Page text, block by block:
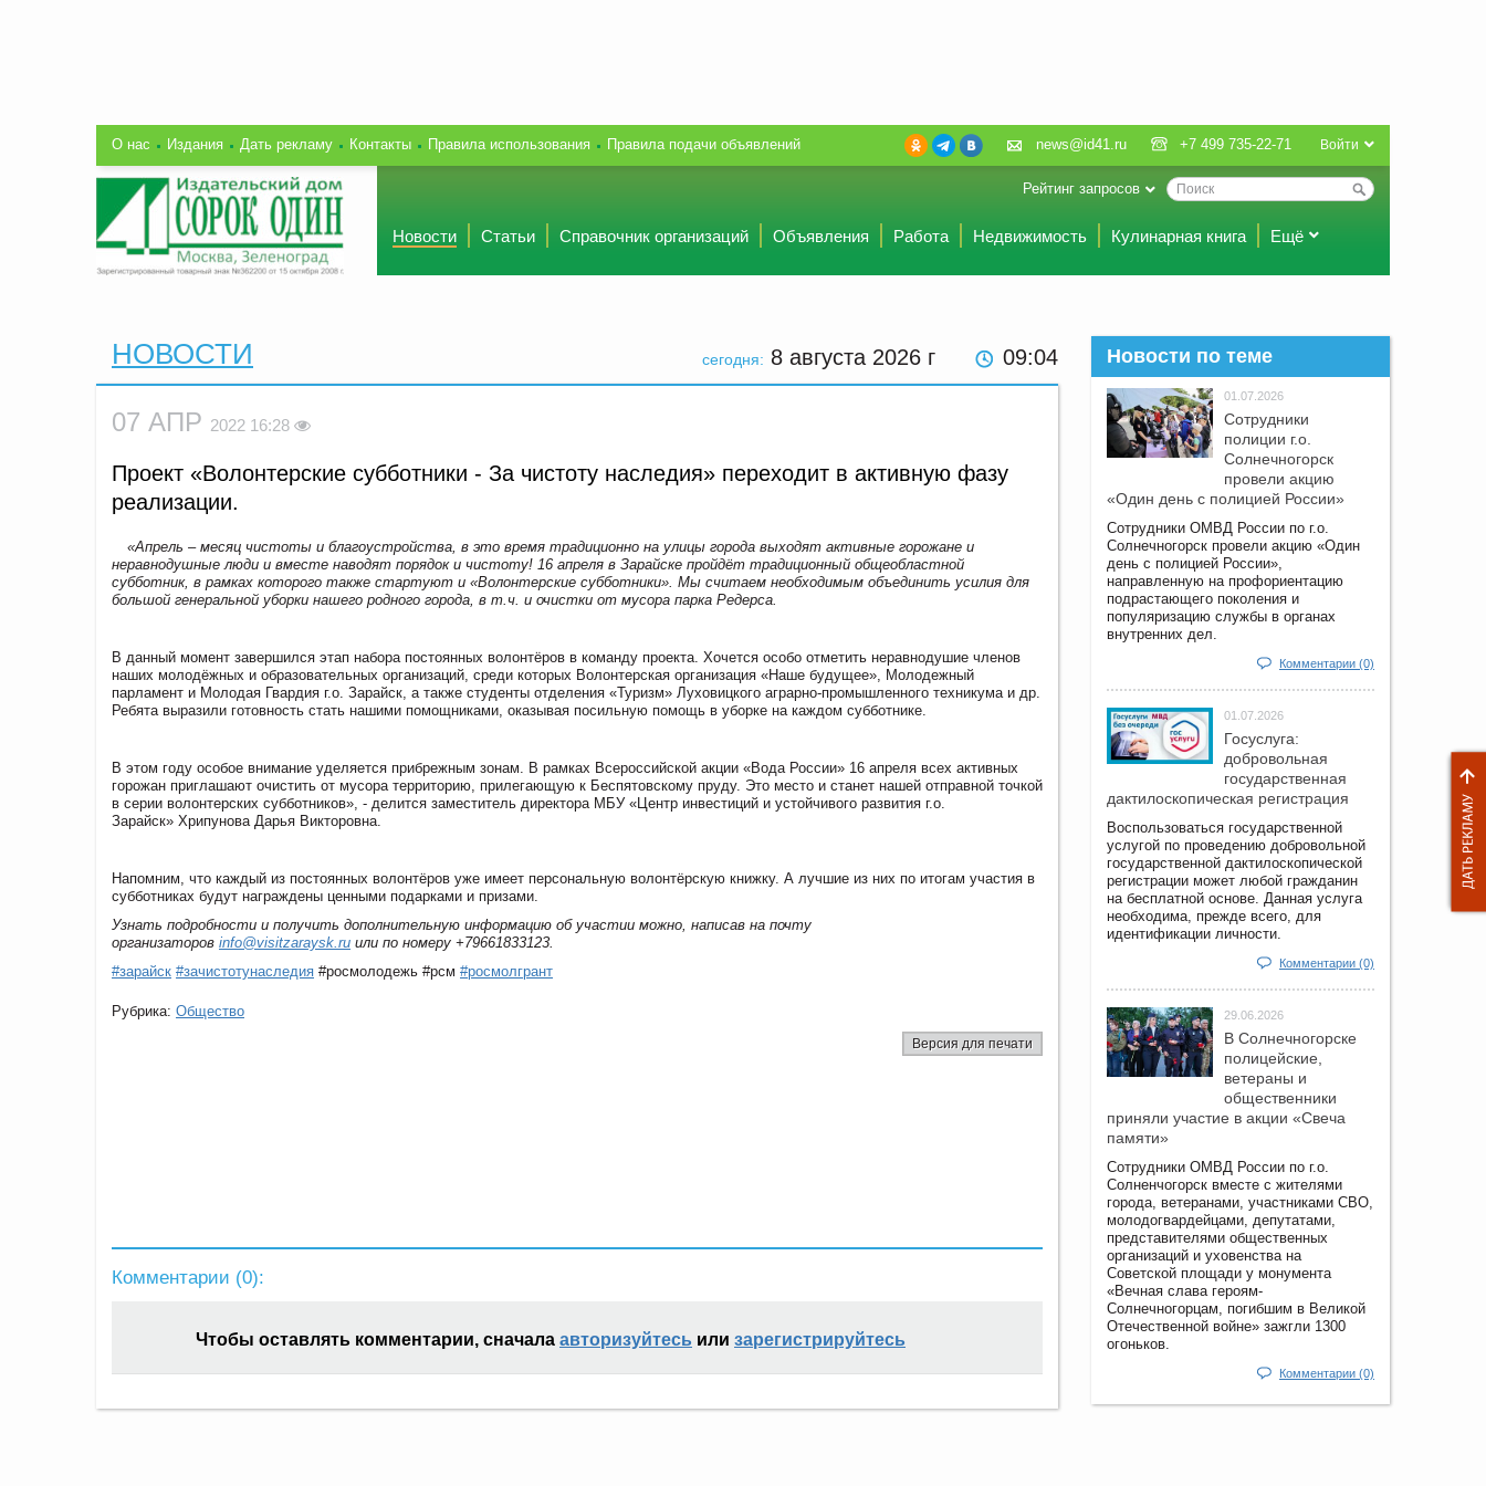
О нас Издания Дать рекламу Контакты Правила использования Правила подачи объявлений Войти
news@id41.ru +7 499 735-22-71
Рейтинг запросов
Новости Статьи Справочник организаций Объявления Работа Недвижимость Кулинарная книга Ещё
сегодня: 8 августа 2026 г 09 04
НОВОСТИ
07 АПР 2022 16:28
Проект «Волонтерские субботники - За чистоту наследия» переходит в активную фазу
реализации.
«Апрель – месяц чистоты и благоустройства, в это время традиционно на улицы города выходят активные горожане и
неравнодушные люди и вместе наводят порядок и чистоту! 16 апреля в Зарайске пройдёт традиционный общеобластной
субботник, в рамках которого также стартуют и «Волонтерские субботники». Мы считаем необходимым объединить усилия для
большой генеральной уборки нашего родного города, в т.ч. и очистки от мусора парка Редерса.
В данный момент завершился этап набора постоянных волонтёров в команду проекта. Хочется особо отметить неравнодушие членов
наших молодёжных и образовательных организаций, среди которых Волонтерская организация «Наше будущее», Молодежный
парламент и Молодая Гвардия г.о. Зарайск, а также студенты отделения «Туризм» Луховицкого аграрно-промышленного техникума и др
Ребята выразили готовность стать нашими помощниками, оказывая посильную помощь в уборке на каждом субботнике.
В этом году особое внимание уделяется прибрежным зонам. В рамках Всероссийской акции «Вода России» 16 апреля всех активных
горожан приглашают очистить от мусора территорию, прилегающую к Беспятовскому пруду. Это место и станет нашей отправной точкой
в серии волонтерских субботников», - делится заместитель директора МБУ «Центр инвестиций и устойчивого развития г.о.
Зарайск» Хрипунова Дарья Викторовна.
Напомним, что каждый из постоянных волонтёров уже имеет персональную волонтёрскую книжку. А лучшие из них по итогам участия в
субботниках будут награждены ценными подарками и призами.
Узнать подробности и получить дополнительную информацию об участии можно, написав на почту
организаторов info@visitzaraysk.ru или по номеру +79661833123
#зарайск #зачистотунаследия #росмолодежь #рсм #росмолгрант
Рубрика: Общество
Версия для печати
Комментарии (0):
Чтобы оставлять комментарии, сначала авторизуйтесь или зарегистрируйтесь
Новости по теме
01.07.2026
Сотрудники
полиции г.о.
Солнечногорск
провели акцию
«Один день с полицией России»
Сотрудники ОМВД России по г.о.
Солнечногорск провели акцию «Один
день с полицией России»,
направленную на профориентацию
подрастающего поколения и
популяризацию службы в органах
внутренних дел.
Комментарии (0)
01.07.2026
Госуслуга:
добровольная
государственная
дактилоскопическая регистрация
Воспользоваться государственной
услугой по проведению добровольной
государственной дактилоскопической
регистрации может любой гражданин
на бесплатной основе. Данная услуга
необходима, прежде всего, для
идентификации личности.
Комментарии (0)
29.06.2026
В Солнечногорске
полицейские,
ветераны и
общественники
приняли участие в акции «Свеча
памяти»
Сотрудники ОМВД России по г.о.
Солненчогорск вместе с жителями
города, ветеранами, участниками СВО,
молодогвардейцами, депутатами,
представителями общественных
организаций и уховенства на
Советской площади у монумента
«Вечная слава героям-
Солнечногорцам, погибшим в Великой
Отечественной войне» зажгли 1300
огоньков.
Комментарии (0)